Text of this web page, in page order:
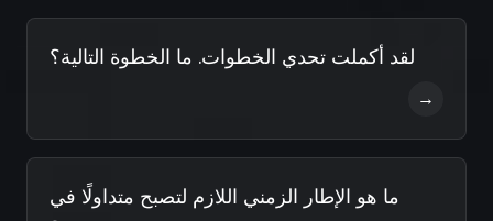
لقد أكملت تحدي الخطوات. ما الخطوة التالية؟
→
ما هو الإطار الزمني اللازم لتصبح متداولًا في